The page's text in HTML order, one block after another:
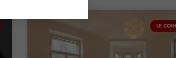
LE